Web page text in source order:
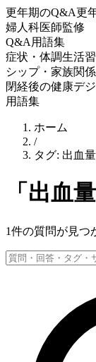
更年期のQ&A更
婦人科医師監修
Q&A 用語集
症状・体調生活
シップ・家族関係
閉経後の健康デ
用語集
ホーム
/
タグ: 出血
「 出血
1件の質問が見つ